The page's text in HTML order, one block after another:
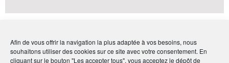
Afin de vous offrir la navigation la plus adaptée à vos besoins, nous
souhaitons utiliser des cookies sur ce site avec votre consentement. En
cliquant sur le bouton "Les accepter tous", vous acceptez le dépôt de
Publié le :29 janvier 2025